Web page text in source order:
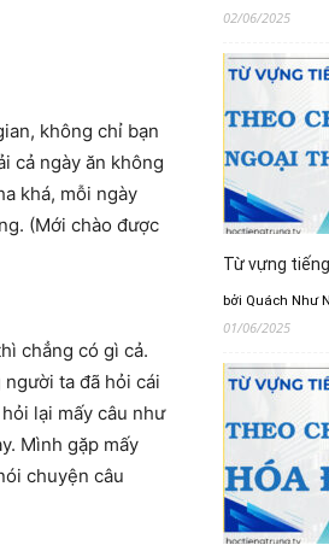
không chỉ bạn
cả ngày ăn không
khá, mỗi ngày
(Mới chào được
chẳng có gì cả.
ta đã hỏi cái
lại mấy câu như
Mình gặp mấy
chuyện câu
02/06/2025
Từ vựng
bởi Quách Như
01/06/2025